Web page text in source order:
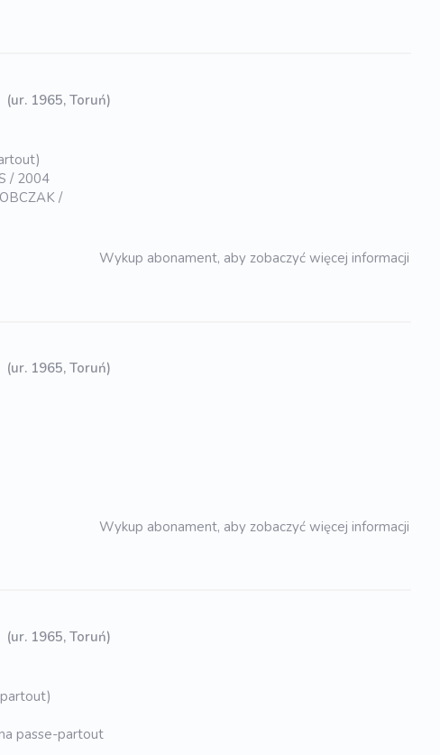
(ur. 1965, Toruń)
/ 2004
/
Wykup abonament, aby zobaczyć więcej informacji
(ur. 1965, Toruń)
Wykup abonament, aby zobaczyć więcej informacji
(ur. 1965, Toruń)
passe-partout